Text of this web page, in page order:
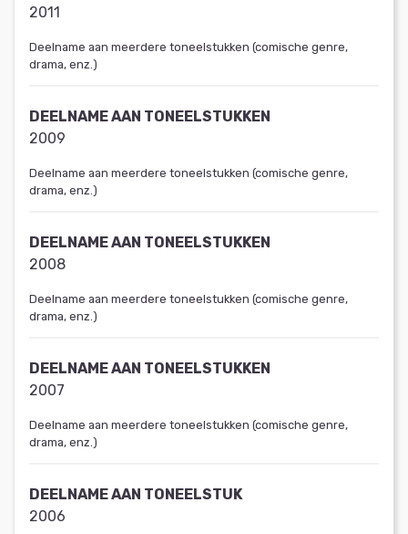
2011
Deelname aan meerdere toneelstukken (comische genre,
drama, enz.)
DEELNAME AAN TONEELSTUKKEN
2009
Deelname aan meerdere toneelstukken (comische genre,
drama, enz.)
DEELNAME AAN TONEELSTUKKEN
2008
Deelname aan meerdere toneelstukken (comische genre,
drama, enz.)
DEELNAME AAN TONEELSTUKKEN
2007
Deelname aan meerdere toneelstukken (comische genre,
drama, enz.)
DEELNAME AAN TONEELSTUK
2006